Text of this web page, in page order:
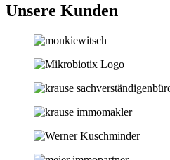
Unsere Kunden